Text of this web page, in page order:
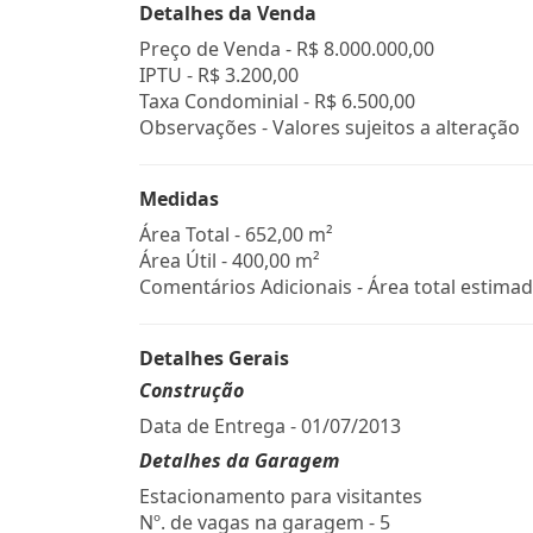
Detalhes da Venda
Preço de Venda - R$ 8.000.000,00
IPTU - R$ 3.200,00
Taxa Condominial - R$ 6.500,00
Observações - Valores sujeitos a alteração
Medidas
Área Total - 652,00 m²
Área Útil - 400,00 m²
Comentários Adicionais - Área total
Detalhes Gerais
Construção
Data de Entrega - 01/07/2013
Detalhes da Garagem
Estacionamento para visitantes
Nº. de vagas na garagem - 5